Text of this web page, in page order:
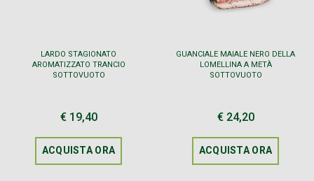
LARDO STAGIONATO
AROMATIZZATO TRANCIO
SOTTOVUOTO
€ 19,40
ACQUISTA ORA
GUANCIALE MAIALE NERO DELLA
LOMELLINA A METÀ
SOTTOVUOTO
€ 24,20
ACQUISTA ORA